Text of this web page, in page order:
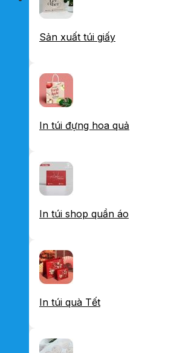
Sản xuất túi giấy
In túi đựng hoa quả
In túi shop quần áo
In túi quà Tết